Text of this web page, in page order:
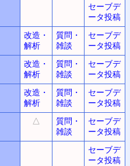
セーブデ
ータ投稿
改造・
解析
質問・
雑談
セーブデ
ータ投稿
改造・
解析
質問・
雑談
セーブデ
ータ投稿
改造・
解析
質問・
雑談
セーブデ
ータ投稿
△
質問・
雑談
セーブデ
ータ投稿
セーブデ
ータ投稿